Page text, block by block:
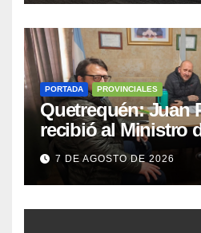
PORTADA PROVINCIALES
Quetrequén: Juan
recibió al Ministro
Públicas y al
Vialidad para
Villa Huidobro
7 DE AGOSTO DE 2026